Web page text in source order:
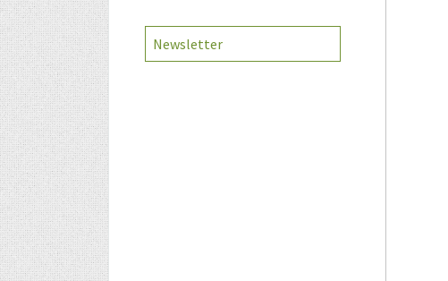
Newsletter